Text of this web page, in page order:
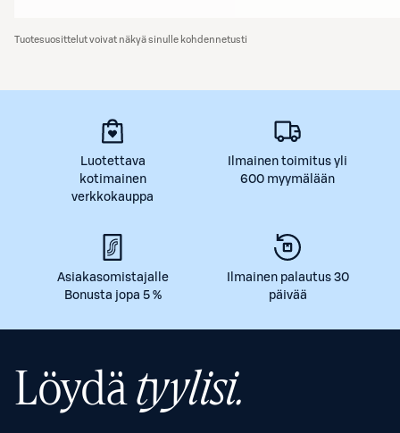
Tuotesuosittelut voivat näkyä sinulle kohdennetusti
Luotettava
kotimainen
verkkokauppa
Ilmainen toimitus yli
600 myymälään
Asiakasomistajalle
Bonusta jopa 5 %
Ilmainen palautus 30
päivää
Löydätyylisi.